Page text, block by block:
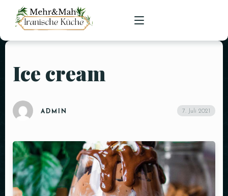
HOME
RESERVIERUNGEN
Ice cream
ADMIN 7. Juli 2021